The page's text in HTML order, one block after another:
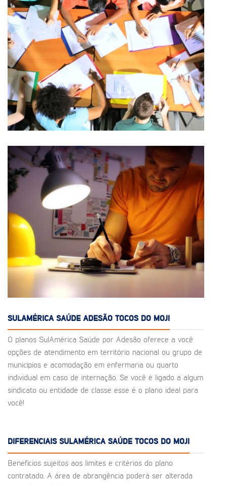
SULAMÉRICA SAÚDE ADESÃO TOCOS DO MOJI
O planos SulAmérica Saúde por Adesão oferece a você
opções de atendimento em território nacional ou grupo de
municípios e acomodação em enfermaria ou quarto
individual em caso de internação. Se você é ligado a algum
sindicato ou entidade de classe esse é o plano ideal para
você!
DIFERENCIAIS SULAMÉRICA SAÚDE TOCOS DO MOJI
Benefícios sujeitos aos limites e critérios do plano
contratado. A área de abrangência poderá ser alterada